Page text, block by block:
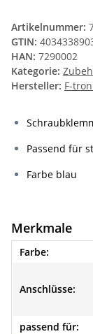
Artikelnummer:
GTIN:
HAN: 7290002
Kategorie:
Hersteller: F-
Passend für
Farbe blau
Merkmale
Farbe:
Anschlüsse:
passend für: